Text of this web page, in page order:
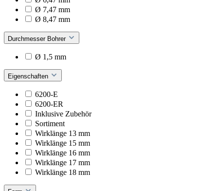
Ø 7,47 mm
Ø 8,47 mm
Durchmesser Bohrer
Ø 1,5 mm
Eigenschaften
6200-E
6200-ER
Inklusive Zubehör
Sortiment
Wirklänge 13 mm
Wirklänge 15 mm
Wirklänge 16 mm
Wirklänge 17 mm
Wirklänge 18 mm